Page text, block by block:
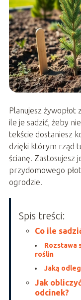
Planujesz żywopłot
ile je sadzić, żeby
tekście dostaniesz
dzięki którym rząd
ścianę. Zastosujesz
przydomowego
ogrodzie.
Spis treści:
Co ile
Rozstawa
roślin
Jaką
Jak
odcinek?